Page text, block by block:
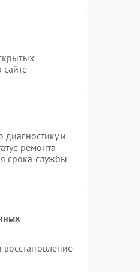
диагностику и
ремонта
срока службы